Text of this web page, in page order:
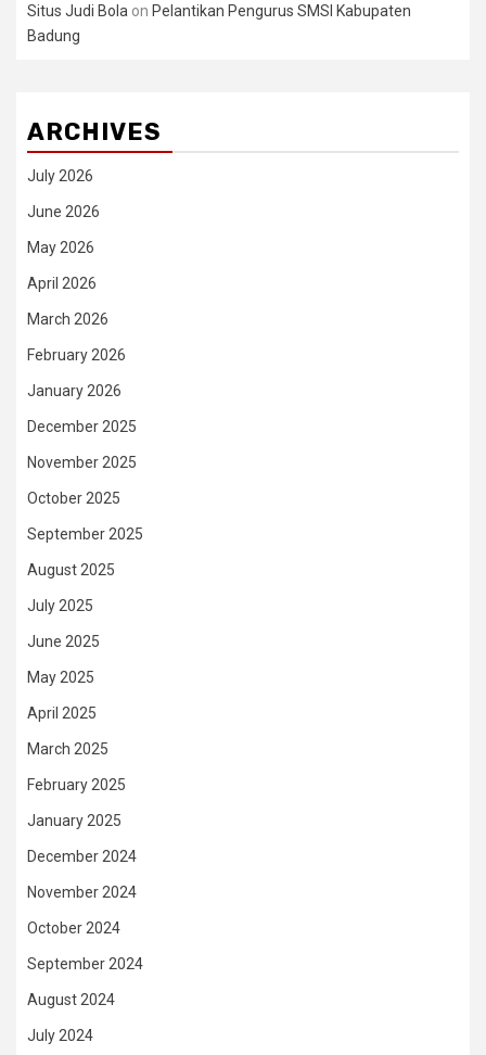
Situs Judi Bola on Pelantikan Pengurus SMSI Kabupaten
Badung
ARCHIVES
July 2026
June 2026
May 2026
April 2026
March 2026
February 2026
January 2026
December 2025
November 2025
October 2025
September 2025
August 2025
July 2025
June 2025
May 2025
April 2025
March 2025
February 2025
January 2025
December 2024
November 2024
October 2024
September 2024
August 2024
July 2024